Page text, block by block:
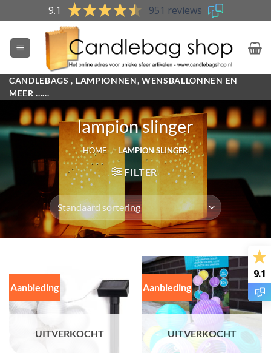
to
content
9.1 951 reviews
CANDLEBAGS , LAMPIONNEN, WENSBALLONNEN EN
MEER ......
lampion slinger
HOME / LAMPION SLINGER
FILTER
Aanbieding
UITVERKOCHT
Aanbieding
UITVERKOCHT
9.1